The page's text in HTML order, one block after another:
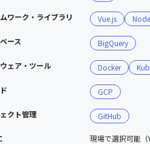
ィング・働き方＞
に1回の全社オフサイトミーテ
モートで個人のパフォーマンス
ワーク・ライブラリ Vue.js
ース BigQuery
ェア・ツール Docker
GCP
クト管理 GitHub
現場で選択可能（